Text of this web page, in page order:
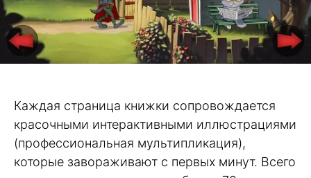
Каждая страница книжки сопровождается
красочными интерактивными иллюстрациями
(профессиональная мультипликация),
которые завораживают с первых минут. Всего